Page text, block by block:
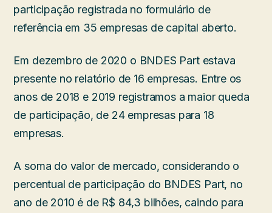
participação registrada no formulário de
referência em 35 empresas de capital aberto.
Em dezembro de 2020 o BNDES Part estava
presente no relatório de 16 empresas. Entre os
anos de 2018 e 2019 registramos a maior queda
de participação, de 24 empresas para 18
empresas.
A soma do valor de mercado, considerando o
percentual de participação do BNDES Part, no
ano de 2010 é de R$ 84,3 bilhões, caindo para